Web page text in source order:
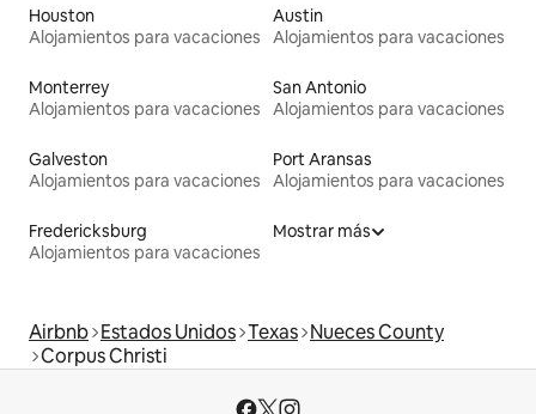
Houston
Alojamientos para vacaciones
Austin
Alojamientos para vacaciones
Monterrey
Alojamientos para vacaciones
San Antonio
Alojamientos para vacaciones
Galveston
Alojamientos para vacaciones
Port Aransas
Alojamientos para vacaciones
Fredericksburg
Alojamientos para vacaciones
Mostrar más
Airbnb Estados Unidos Texas Nueces County
Corpus Christi